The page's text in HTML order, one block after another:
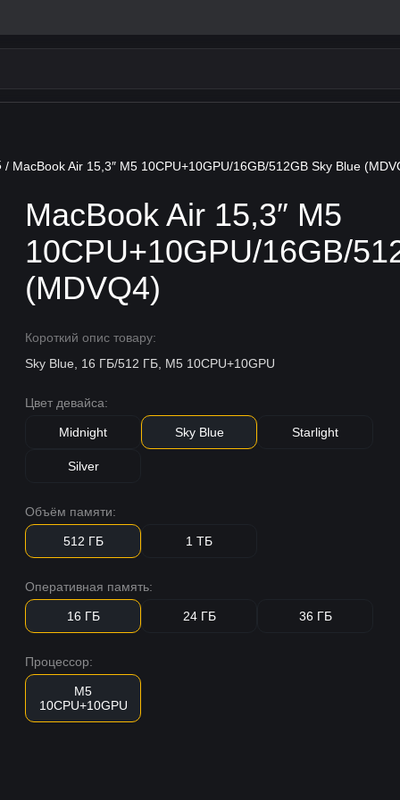
/ MacBook Air 15,3″ M5 10CPU+10GPU/16GB/512GB Sky Blue
MacBook Air 15,3″ M5
10CPU+10GPU/16GB/
(MDVQ4)
Короткий опис товару:
Sky Blue, 16 ГБ/512 ГБ, M5 10CPU+10GPU
Цвет девайса:
Midnight Sky Blue Starlight
Silver
Объём памяти:
512 ГБ 1 ТБ
Оперативная память:
16 ГБ 24 ГБ 36 ГБ
Процессор:
M5
10CPU+10GPU